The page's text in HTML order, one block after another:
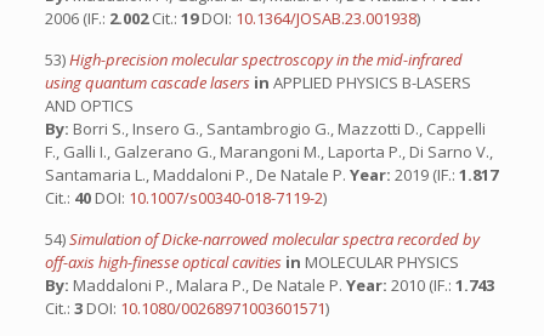
2006 (IF.: 2.002Cit.: 19DOI: 10.1364/JOSAB.23.001938)
53) High-precision molecular spectroscopy in the mid-infrared
using quantum cascade lasers in APPLIED PHYSICS B-LASERS
AND OPTICS
By: Borri S., Insero G., Santambrogio G., Mazzotti D., Cappelli
F., Galli I., Galzerano G., Marangoni M., Laporta P., Di Sarno V.,
Santamaria L., Maddaloni P., De Natale P. Year: 2019 (IF.: 1.817
Cit.: 40 DOI: 10.1007/s00340-018-7119-2)
54)Simulation of Dicke-narrowed molecular spectra recorded by
off-axis high-finesse optical cavities in MOLECULAR PHYSICS
By: Maddaloni P., Malara P., De Natale P. Year: 2010 (IF.: 1.743
Cit.: 3 DOI: 10.1080/00268971003601571)